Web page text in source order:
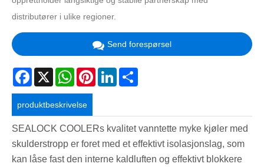
distributører i ulike regioner.
Send forespørsel
Facebook
X WhatsAppPinterestLinkedIn
produktbeskrivelse
SEALOCK COOLERs kvalitet vanntette myke kjøler med
skulderstropp er foret med et effektivt isolasjonslag, som
kan låse fast den interne kaldluften og effektivt blokkere